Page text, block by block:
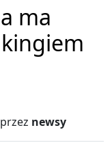
ma
przez newsy